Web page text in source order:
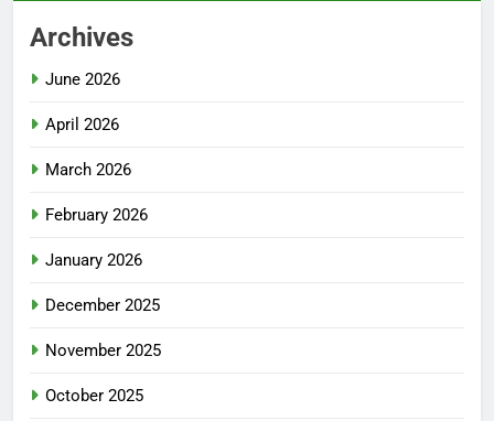
Archives
June 2026
April 2026
March 2026
February 2026
January 2026
December 2025
November 2025
October 2025